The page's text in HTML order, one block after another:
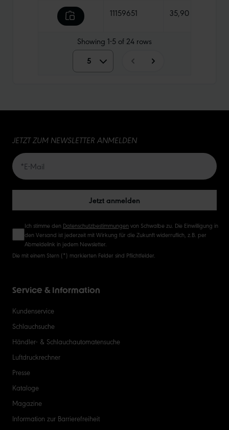
11159651 35,90 €
Showing 1-5of 24 rows
5 5
20
JETZT ZUM NEWSLETTER ANMELDEN
Jetzt anmelden
Ich stimme den Datenschutzbestimmungen von Schwalbe zu. Die Einwilligung in
den Versand ist jederzeit mit Wirkung für die Zukunft widerruflich, z.B. per
Abmeldelink in jedem Newsletter.
Die mit einem Stern (*) markierten Felder sind Pflichtfelder.
Service & Information
Kundenservice
Schlauchsuche
Händler- & Schlauchautomatensuche
Luftdruckrechner
Presse
Kataloge
Magazine
Information zur Barrierefreiheit